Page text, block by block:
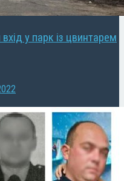
у парк із цвинтарем